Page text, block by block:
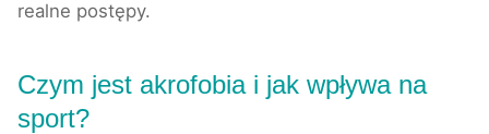
realne postępy.
Czym jest akrofobia i jak wpływa na
sport?